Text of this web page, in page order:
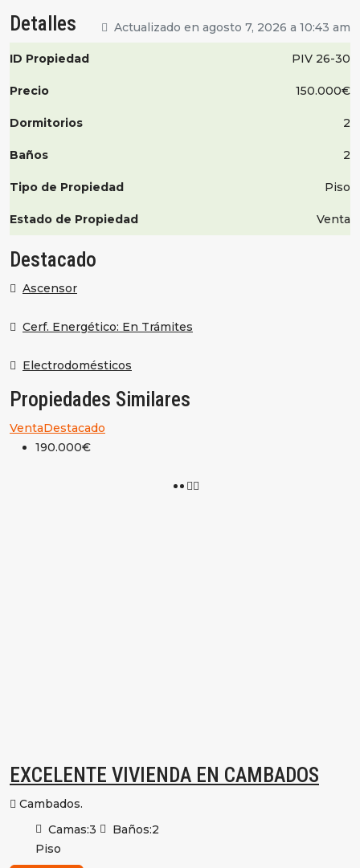
Detalles Actualizado en agosto 7, 2026 a 10:43 am
ID Propiedad PIV 26-30
Precio 150.000€
Dormitorios 2
Baños 2
Tipo de Propiedad Piso
Estado de Propiedad Venta
Destacado
Ascensor
Cerf. Energético: En Trámites
Electrodomésticos
Propiedades Similares
VentaDestacado
190.000€
EXCELENTE VIVIENDA EN CAMBADOS
Cambados.
Camas:3 Baños:2
Piso